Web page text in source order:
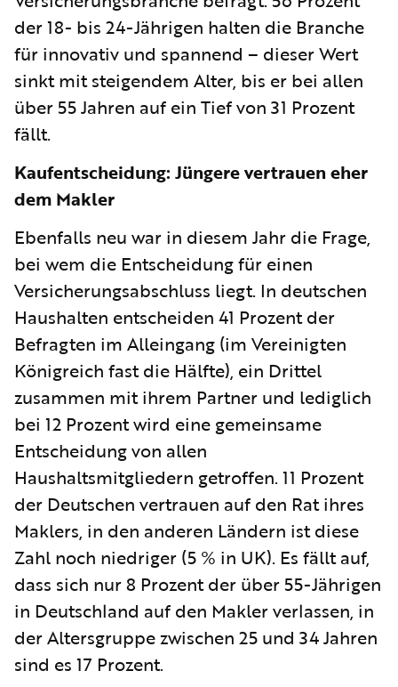
der 18- bis 24-Jährigen halten die Branche
für innovativ und spannend – dieser Wert
sinkt mit steigendem Alter, bis er bei allen
über 55 Jahren auf ein Tief von 31 Prozent
fällt.
Kaufentscheidung: Jüngere vertrauen eher
dem Makler
Ebenfalls neu war in diesem Jahr die Frage,
bei wem die Entscheidung für einen
Versicherungsabschluss liegt. In deutschen
Haushalten entscheiden 41 Prozent der
Befragten im Alleingang (im Vereinigten
Königreich fast die Hälfte), ein Drittel
zusammen mit ihrem Partner und lediglich
bei 12 Prozent wird eine gemeinsame
Entscheidung von allen
Haushaltsmitgliedern getroffen. 11 Prozent
der Deutschen vertrauen auf den Rat ihres
Maklers, in den anderen Ländern ist diese
Zahl noch niedriger (5 % in UK). Es fällt auf,
dass sich nur 8 Prozent der über 55-Jährigen
in Deutschland auf den Makler verlassen, in
der Altersgruppe zwischen 25 und 34 Jahren
sind es 17 Prozent.